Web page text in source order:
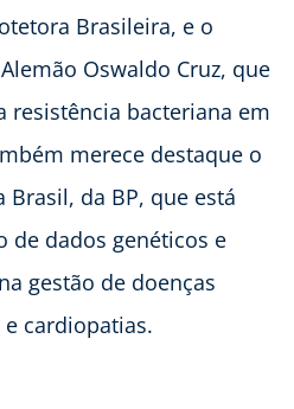
Brasileira, e o
Oswaldo Cruz, que
resistência bacteriana em
merece destaque o
da BP, que está
de dados genéticos e
gestão de doenças
cardiopatias.